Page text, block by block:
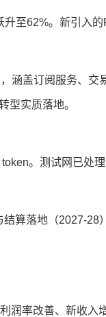
至62%。新引入
涵盖订阅服务、交
型实质落地。
。测试网已处
算落地（2027-28
润率改善、新收入